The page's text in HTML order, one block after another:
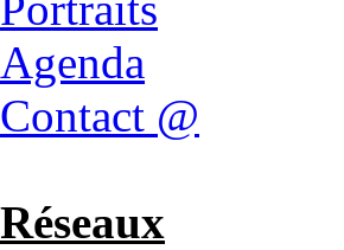
Agenda
Contact @
Réseaux